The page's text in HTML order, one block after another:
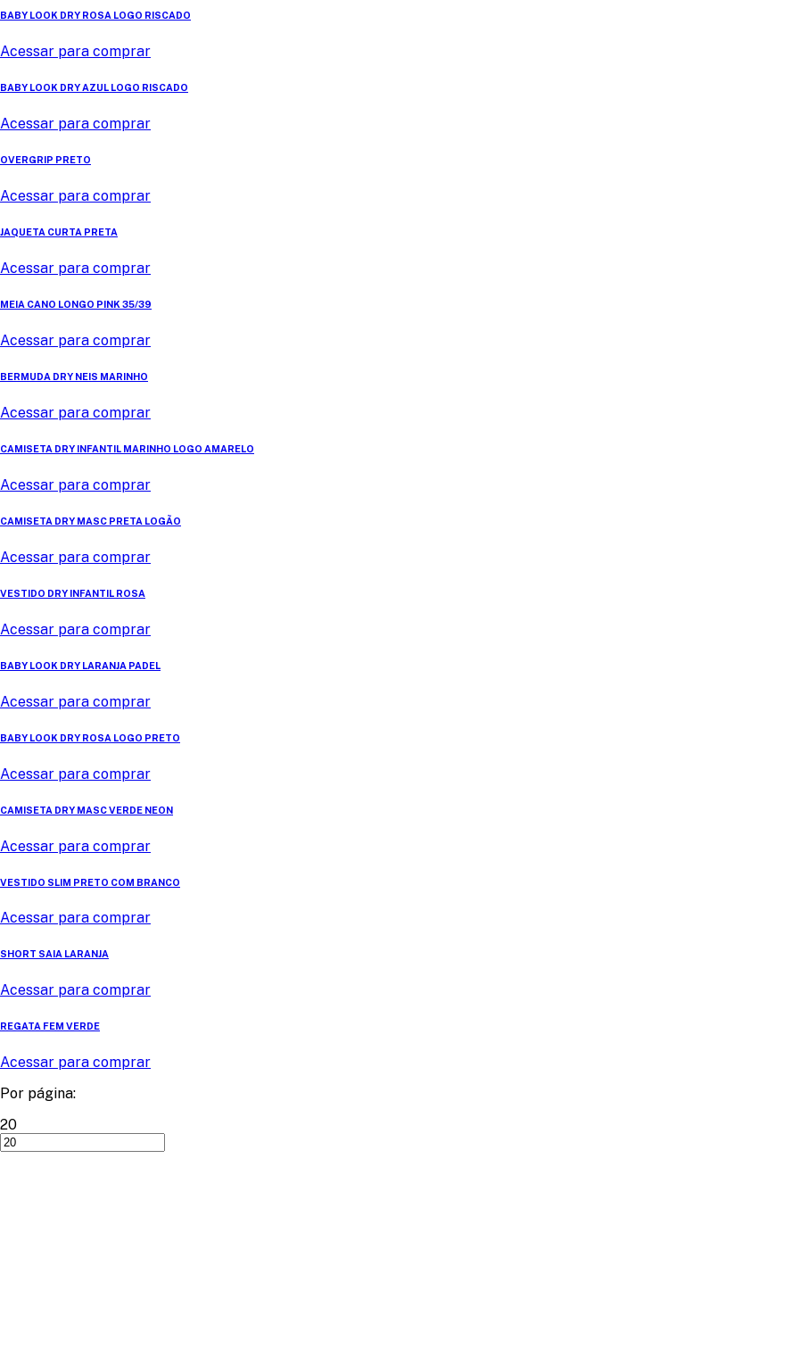
BABY LOOK DRY ROSA LOGO RISCADO
Acessar para comprar
BABY LOOK DRY AZUL LOGO RISCADO
Acessar para comprar
OVERGRIP PRETO
Acessar para comprar
JAQUETA CURTA PRETA
Acessar para comprar
MEIA CANO LONGO PINK 35/39
Acessar para comprar
BERMUDA DRY NEIS MARINHO
Acessar para comprar
CAMISETA DRY INFANTIL MARINHO LOGO AMARELO
Acessar para comprar
CAMISETA DRY MASC PRETA LOGÃO
Acessar para comprar
VESTIDO DRY INFANTIL ROSA
Acessar para comprar
BABY LOOK DRY LARANJA PADEL
Acessar para comprar
BABY LOOK DRY ROSA LOGO PRETO
Acessar para comprar
CAMISETA DRY MASC VERDE NEON
Acessar para comprar
VESTIDO SLIM PRETO COM BRANCO
Acessar para comprar
SHORT SAIA LARANJA
Acessar para comprar
REGATA FEM VERDE
Acessar para comprar
Por página:
20